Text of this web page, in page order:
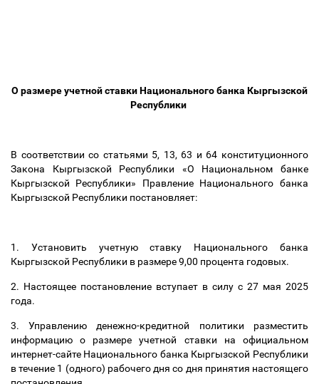
О размере учетной ставки Национального банка Кыргызской
Республики
В соответствии со статьями 5, 13, 63 и 64 конституционного
Закона Кыргызской Республики «О Национальном банке
Кыргызской Республики» Правление Национального банка
Кыргызской Республики постановляет:
1. Установить учетную ставку Национального банка
Кыргызской Республики в размере 9,00 процента годовых.
2. Настоящее постановление вступает в силу с 27 мая 2025
года.
3. Управлению денежно-кредитной политики разместить
информацию о размере учетной ставки на официальном
интернет-сайте Национального банка Кыргызской Республики
в течение 1 (одного) рабочего дня со дня принятия настоящего